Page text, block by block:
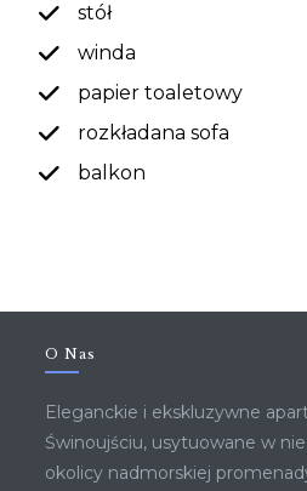
stół
winda
papier toaletowy
rozkładana sofa
balkon
O Nas
Eleganckie i ekskluzywne
Świnoujściu, usytuowane w
okolicy nadmorskiej